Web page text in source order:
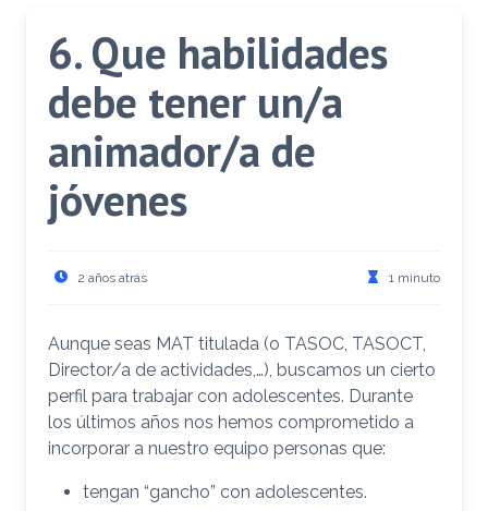
6. Que habilidades
debe tener un/a
animador/a de
jóvenes
2 años atrás 1 minuto
Aunque seas MAT titulada (o TASOC, TASOCT,
Director/a de actividades,…), buscamos un cierto
perfil para trabajar con adolescentes. Durante
los últimos años nos hemos comprometido a
incorporar a nuestro equipo personas que:
tengan “gancho” con adolescentes.